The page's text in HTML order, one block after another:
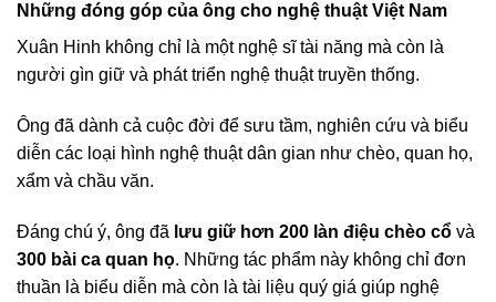
Những đóng góp của ông cho nghệ thuật Việt Nam
Xuân Hinh không chỉ là một nghệ sĩ tài năng mà còn là
người gìn giữ và phát triển nghệ thuật truyền thống.
Ông đã dành cả cuộc đời để sưu tầm, nghiên cứu và biểu
diễn các loại hình nghệ thuật dân gian như chèo, quan họ,
xẩm và chầu văn.
Đáng chú ý, ông đã lưu giữ hơn 200 làn điệu chèo cổ và
300 bài ca quan họ. Những tác phẩm này không chỉ đơn
thuần là biểu diễn mà còn là tài liệu quý giá giúp nghệ